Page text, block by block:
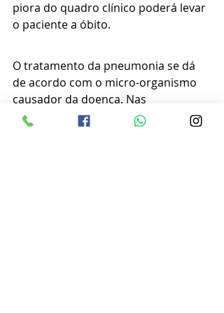
piora do quadro clínico poderá levar
o paciente a óbito.
O tratamento da pneumonia se dá
de acordo com o micro-organismo
causador da doença. Nas
bacterianas, o antibiótico é uma das